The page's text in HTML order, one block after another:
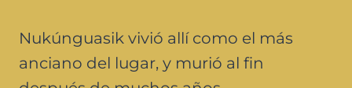
Nukúnguasik vivió allí como el más
anciano del lugar, y murió al fin